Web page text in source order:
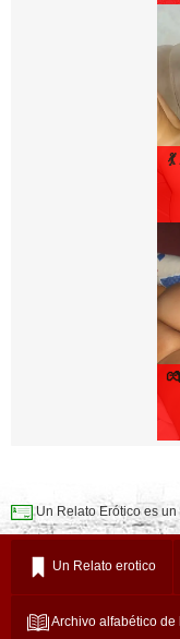
Un Relato Erótico es un
Un Relato erotico
Archivo alfabético